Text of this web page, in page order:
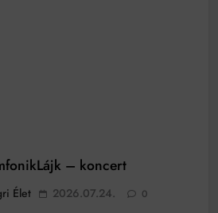
– koncert
Élet 2026.07.24. 0